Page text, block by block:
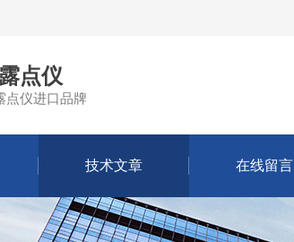
点仪
点仪进口品牌
技术文章 在线留言